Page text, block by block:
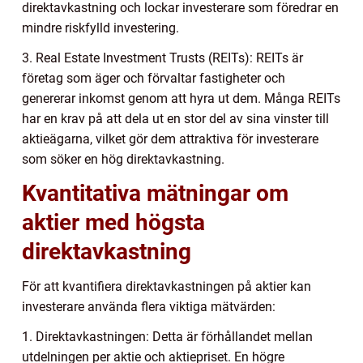
direktavkastning och lockar investerare som föredrar en
mindre riskfylld investering.
3. Real Estate Investment Trusts (REITs): REITs är
företag som äger och förvaltar fastigheter och
genererar inkomst genom att hyra ut dem. Många REITs
har en krav på att dela ut en stor del av sina vinster till
aktieägarna, vilket gör dem attraktiva för investerare
som söker en hög direktavkastning.
Kvantitativa mätningar om
aktier med högsta
direktavkastning
För att kvantifiera direktavkastningen på aktier kan
investerare använda flera viktiga mätvärden:
1. Direktavkastningen: Detta är förhållandet mellan
utdelningen per aktie och aktiepriset. En högre